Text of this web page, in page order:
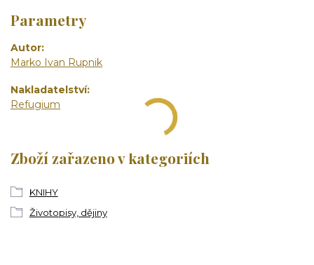
Parametry
Autor
Marko Ivan Rupnik
Nakladatelství
Refugium
Zboží zařazeno v kategoriích
KNIHY
Životopisy, dějiny